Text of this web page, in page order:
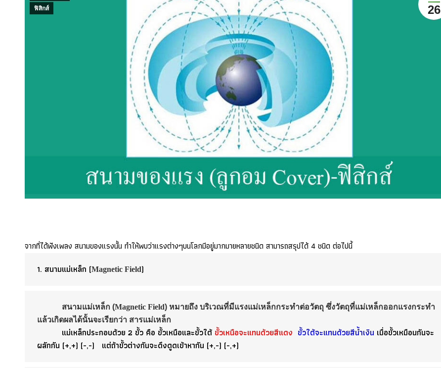
26
ฟิสิกส์
จากที่ได้ฟังเพลง สนามของแรงนั้น ทำให้พบว่าแรงต่างๆบนโลกมีอยู่มากมายหลายชนิด สามารถสรุปได้ 4 ชนิด ต่อไปนี้
1. สนามแม่เหล็ก (Magnetic Field)
สนามแม่เหล็ก (Magnetic Field) หมายถึง บริเวณที่มีแรงแม่เหล็กกระทำต่อวัตถุ ซึ่งวัตถุที่แม่เหล็กออกแรงกระทำ
แล้วเกิดผลได้นั้นจะเรียกว่า สารแม่เหล็ก
แม่เหล็กประกอบด้วย 2 ขั้ว คือ ขั้วเหนือและขั้วใต้ ขั้วเหนือจะแทนด้วยสีแดง ขั้วใต้จะแทนด้วยสีน้ำเงิน เมื่อขั้วเหมือนกันจะ
ผลักกัน (+,+) (-,-) แต่ถ้าขั้วต่างกันจะดึงดูดเข้าหากัน (+,-) (-,+)